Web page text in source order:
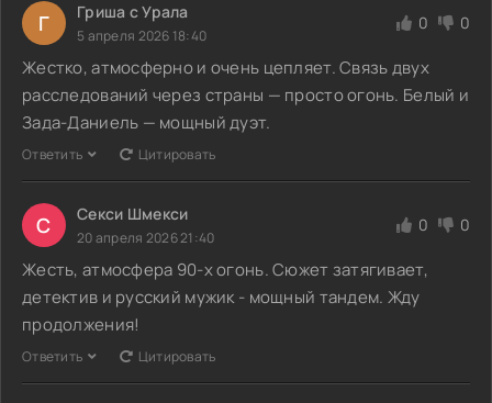
Г Гриша с Урала
5 апреля 2026 18:40
0 0
Жестко, атмосферно и очень цепляет. Связь двух
расследований через страны — просто огонь. Белый и
Зада-Даниель — мощный дуэт.
Ответить Цитировать
С Секси Шмекси
20 апреля 2026 21:40
0 0
Жесть, атмосфера 90-х огонь. Сюжет затягивает,
детектив и русский мужик - мощный тандем. Жду
продолжения!
Ответить Цитировать